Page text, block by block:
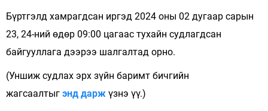
Бүртгэлд хамрагдсан иргэд 2024 оны 02 дугаар сарын
23, 24-ний өдөр 09:00 цагаас тухайн судлагдсан
байгууллага дээрээ шалгалтад орно.
(Уншиж судлах эрх зүйн баримт бичгийн
жагсаалтыг энд дарж үзнэ үү.)